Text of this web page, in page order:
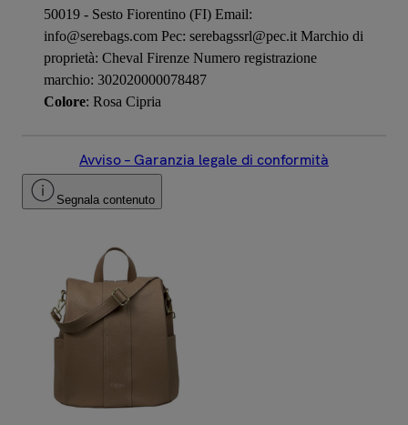
50019 - Sesto Fiorentino (FI) Email:
info@serebags.com Pec: serebagssrl@pec.it Marchio di
proprietà: Cheval Firenze Numero registrazione
marchio: 302020000078487
Colore: Rosa Cipria
Avviso – Garanzia legale di conformità
Segnala contenuto